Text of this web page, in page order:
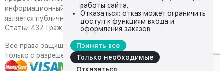
информационный характер и ни при каких условиях не
является публичной офертой, определяемой положениями
Статьи 437 Гражданского кодекса Российской Федерации.
Все права защищены, любое копирование с сайта возможно
только с разрешения владельца сайта
работы сайта.
Отказаться: отказ может ограничить
доступ к функциям входа и
оформления заказов.
Принять все
Только необходимые
Отказаться